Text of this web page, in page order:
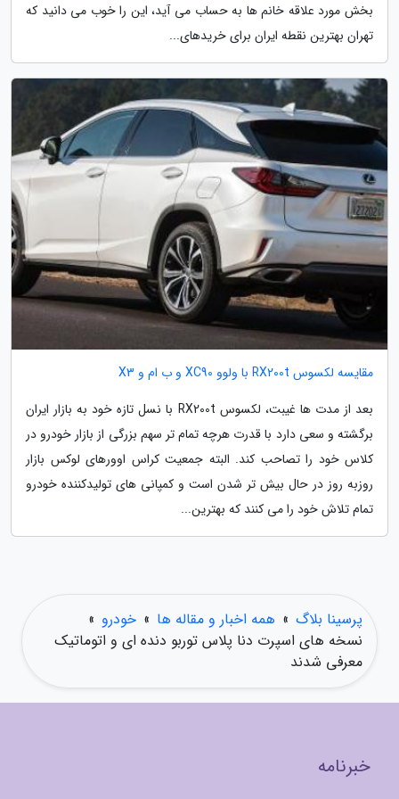
بخش مورد علاقه خانم ها به حساب می آید، این را خوب می دانید که
تهران بهترین نقطه ایران برای خریدهای...
مقایسه لکسوس RX200t با ولوو XC90 و ب ام و X3
بعد از مدت ها غیبت، لکسوس RX200t با نسل تازه خود به بازار ایران
برگشته و سعی دارد با قدرت هرچه تمام تر سهم بزرگی از بازار خودرو در
کلاس خود را تصاحب کند. البته جمعیت کراس اوورهای لوکس بازار
روزبه روز در حال بیش تر شدن است و کمپانی های تولیدکننده خودرو
تمام تلاش خود را می کنند که بهترین...
پرسینا بلاگ » همه اخبار و مقاله ها » خودرو »
نسخه های اسپرت دنا پلاس توربو دنده ای و اتوماتیک
معرفی شدند
خبرنامه